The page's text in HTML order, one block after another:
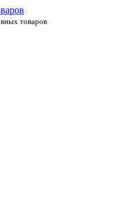
товаров